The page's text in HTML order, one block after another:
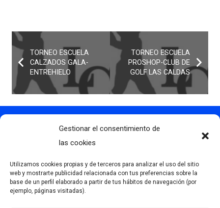
Gestionar el consentimiento de
las cookies
Utilizamos cookies propias y de terceros para analizar el uso del sitio
web y mostrarte publicidad relacionada con tus preferencias sobre la
base de un perfil elaborado a partir de tus hábitos de navegación (por
ejemplo, páginas visitadas).
TORNEO ESCUELA
CALZADOS GALA-
ENTREHIELO
TORNEO ESCUELA
PROSHOP-CLUB DE
GOLF LAS CALDAS
Contacto
info@clubdegolflascaldas.com
681 163 108
La Premaña s/n, 33174, Oviedo, España